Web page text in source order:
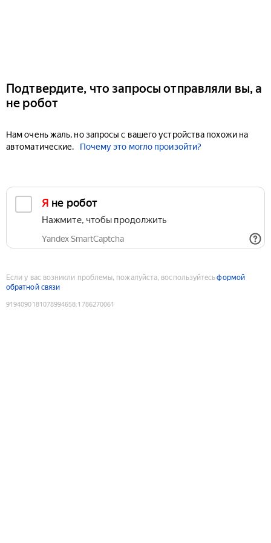
Подтвердите, что запросы отправляли вы, а
не робот
Нам очень жаль, но запросы с вашего устройства похожи на
автоматические.
Почему это могло произойти?
Я не робот
Нажмите, чтобы продолжить
Yandex SmartCaptcha
Если у вас возникли проблемы, пожалуйста, воспользуйтесьформой
обратной связи
9194090181078994658:1786270061